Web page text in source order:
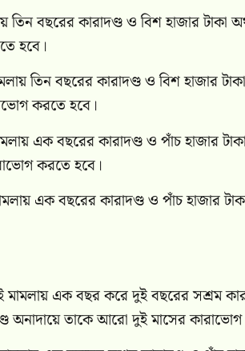
বছরের কারাদণ্ড ও বিশ হাজার টাকা
হবে।
তিন বছরের কারাদণ্ড ও বিশ হাজার
করতে হবে।
এক বছরের কারাদণ্ড ও পাঁচ হাজার
করতে হবে।
এক বছরের কারাদণ্ড ও পাঁচ হাজার
এক বছর করে দুই বছরের সশ্রম
অনাদায়ে তাকে আরো দুই মাসের